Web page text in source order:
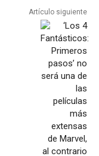
Artículo siguiente